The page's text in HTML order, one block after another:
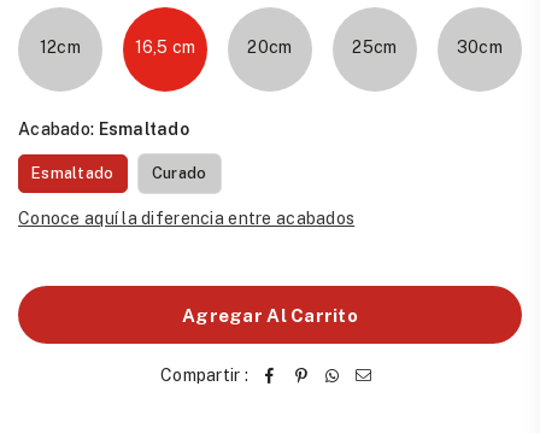
12cm 16,5 cm 20cm 25cm 30cm
Acabado: Esmaltado
Esmaltado Curado
Conoce aquí la diferencia entre acabados
Agregar Al Carrito
Compartir :